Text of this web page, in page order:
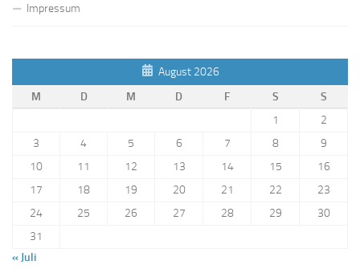
Impressum
August 2026
M
D M D F S
S
1
2
3
4 5 6 7 8
9
10
11 12 13 14 15
16
17
18 19 20 21 22
23
24
25 26 27 28 29
30
31
« Juli